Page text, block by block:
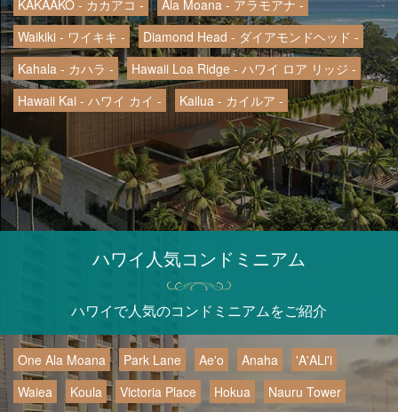
KAKAAKO - カカアコ -
Ala Moana - アラモアナ -
Waikiki - ワイキキ -
Diamond Head - ダイアモンドヘッド -
Kahala - カハラ -
Hawaii Loa Ridge - ハワイ ロア リッジ -
Hawaii Kai - ハワイ カイ -
Kailua - カイルア -
ハワイ人気コンドミニアム
ハワイで人気のコンドミニアムをご紹介
One Ala Moana Park Lane Ae'o Anaha
'A'ALi'i
Waiea
Koula Victoria Place Hokua
Nauru Tower